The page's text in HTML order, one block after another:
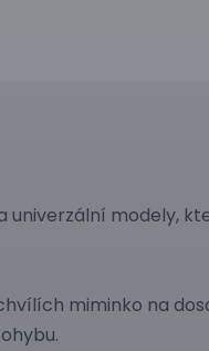
univerzální modely,
miminko na